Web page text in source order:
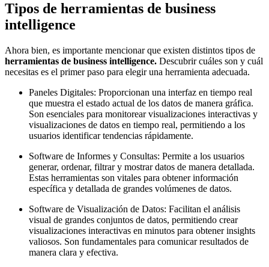
Tipos de herramientas de business
intelligence
Ahora bien, es importante mencionar que existen distintos tipos de
herramientas de business intelligence. Descubrir cuáles son y cuál
necesitas es el primer paso para elegir una herramienta adecuada.
Paneles Digitales: Proporcionan una interfaz en tiempo real
que muestra el estado actual de los datos de manera gráfica.
Son esenciales para monitorear visualizaciones interactivas y
visualizaciones de datos en tiempo real, permitiendo a los
usuarios identificar tendencias rápidamente.
Software de Informes y Consultas: Permite a los usuarios
generar, ordenar, filtrar y mostrar datos de manera detallada.
Estas herramientas son vitales para obtener información
específica y detallada de grandes volúmenes de datos.
Software de Visualización de Datos: Facilitan el análisis
visual de grandes conjuntos de datos, permitiendo crear
visualizaciones interactivas en minutos para obtener insights
valiosos. Son fundamentales para comunicar resultados de
manera clara y efectiva.